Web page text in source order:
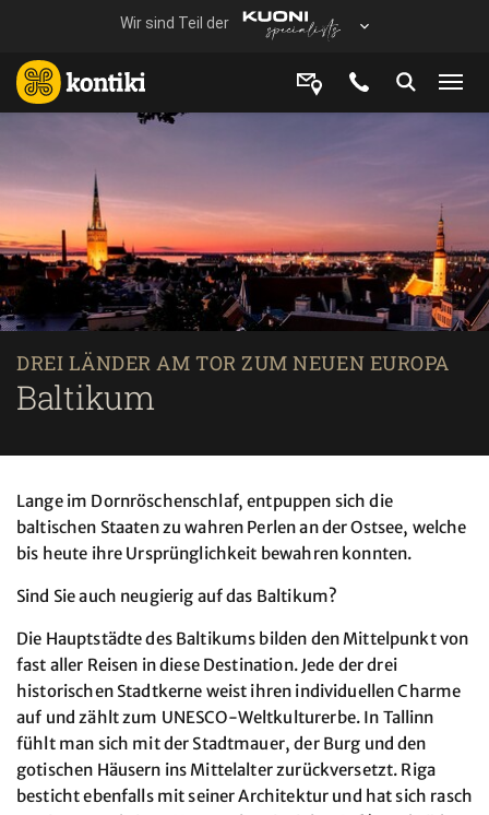
DREI LÄNDER AM TOR ZUM NEUEN EUROPA
Baltikum
Lange im Dornröschenschlaf, entpuppen sich die
baltischen Staaten zu wahren Perlen an der Ostsee, welche
bis heute ihre Ursprünglichkeit bewahren konnten.
Sind Sie auch neugierig auf das Baltikum?
Die Hauptstädte des Baltikums bilden den Mittelpunkt von
fast aller Reisen in diese Destination. Jede der drei
historischen Stadtkerne weist ihren individuellen Charme
auf und zählt zum UNESCO-Weltkulturerbe. In Tallinn
fühlt man sich mit der Stadtmauer, der Burg und den
gotischen Häusern ins Mittelalter zurückversetzt. Riga
besticht ebenfalls mit seiner Architektur und hat sich rasch